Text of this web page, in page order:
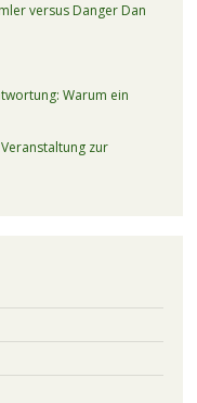
versus Danger Dan
Warum ein
zur